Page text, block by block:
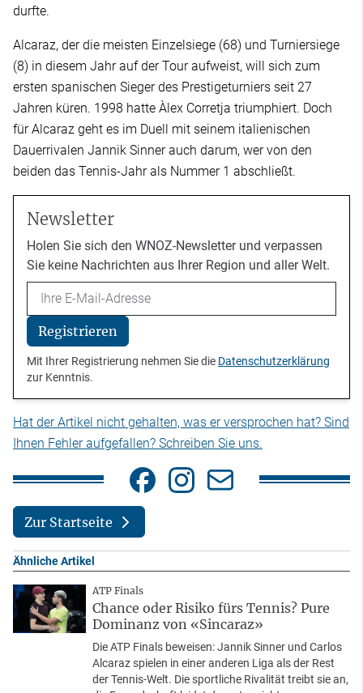
durfte.
Alcaraz, der die meisten Einzelsiege (68) und Turniersiege
(8) in diesem Jahr auf der Tour aufweist, will sich zum
ersten spanischen Sieger des Prestigeturniers seit 27
Jahren küren. 1998 hatte Àlex Corretja triumphiert. Doch
für Alcaraz geht es im Duell mit seinem italienischen
Dauerrivalen Jannik Sinner auch darum, wer von den
beiden das Tennis-Jahr als Nummer 1 abschließt.
Newsletter
Holen Sie sich den WNOZ-Newsletter und verpassen
Sie keine Nachrichten aus Ihrer Region und aller Welt.
Email
Registrieren
Mit Ihrer Registrierung nehmen Sie die Datenschutzerklärung
zur Kenntnis.
Hat der Artikel nicht gehalten, was er versprochen hat? Sind
Ihnen Fehler aufgefallen? Schreiben Sie uns.
Zur Startseite
Ähnliche Artikel
ATP Finals
Chance oder Risiko fürs Tennis? Pure
Dominanz von «Sincaraz»
Die ATP Finals beweisen: Jannik Sinner und Carlos
Alcaraz spielen in einer anderen Liga als der Rest
der Tennis-Welt. Die sportliche Rivalität treibt sie an,